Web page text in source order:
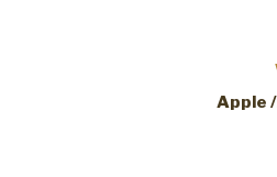
Apple